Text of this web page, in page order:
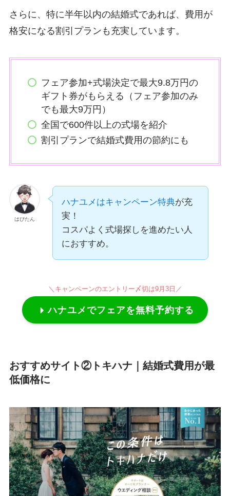
さらに、特に半年以内の結婚式であれば、費用が
格安になる割引プランも充実しています。
フェア参加+式場決定で最大9.8万円の
ギフト券がもらえる（フェア参加のみ
でも最大9万円）
全国で600件以上の式場を紹介
割引プランで結婚式費用の節約にも
はぴたん
ハナユメはキャンペーン特典が充
実！
コスパよく式場探しを進めたい人
におすすめ。
＼キャンペーンのエントリー〆切は9月3日／
ハナユメでフェアを無料予約する
おすすめサイト②トキハナ｜結婚式費用が最
低価格に